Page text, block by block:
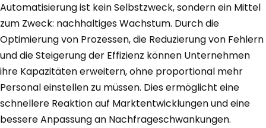
Automatisierung ist kein Selbstzweck, sondern ein Mittel
zum Zweck: nachhaltiges Wachstum. Durch die
Optimierung von Prozessen, die Reduzierung von Fehlern
und die Steigerung der Effizienz können Unternehmen
ihre Kapazitäten erweitern, ohne proportional mehr
Personal einstellen zu müssen. Dies ermöglicht eine
schnellere Reaktion auf Marktentwicklungen und eine
bessere Anpassung an Nachfrageschwankungen.